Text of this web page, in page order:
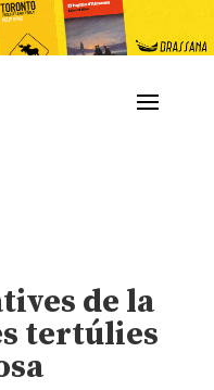
de la
tertúlies